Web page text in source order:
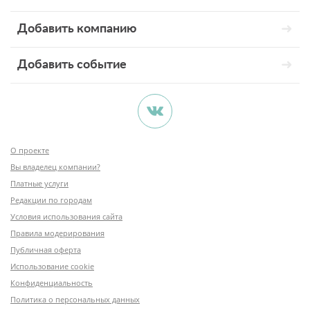
Добавить компанию
Добавить событие
О проекте
Вы владелец компании?
Платные услуги
Редакции по городам
Условия использования сайта
Правила модерирования
Публичная оферта
Использование cookie
Конфиденциальность
Политика о персональных данных